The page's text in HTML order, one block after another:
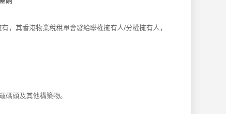
，其香港物業稅稅單會發給聯權擁有人/分權擁有人，
碼頭及其他構築物。